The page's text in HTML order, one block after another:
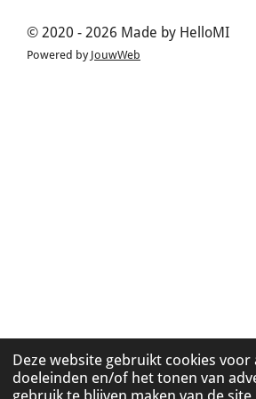
Deze website gebruikt cookies voor
doeleinden en/of het tonen van
gebruik te blijven maken van de
© 2020 - 2026 Made by HelloMI
Powered by JouwWeb